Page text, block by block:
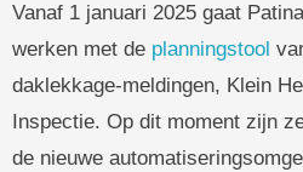
Vanaf 1 januari 2025 gaat
werken met de planningstool
daklekkage-meldingen, Klein
Inspectie. Op dit moment zijn
de nieuwe